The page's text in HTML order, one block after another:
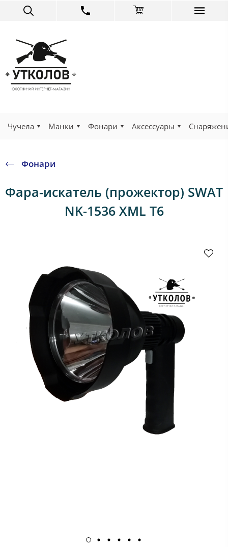
Чучела Манки Фонари Аксессуары
Фонари
Фара-искатель (прожектор) SWAT
NK-1536 XML T6